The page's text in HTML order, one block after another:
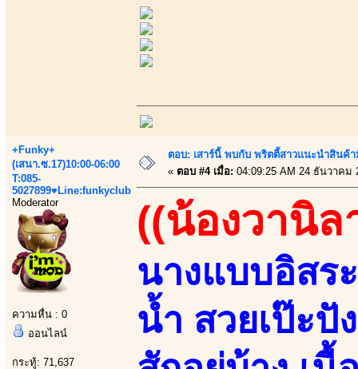
+Funky+
(เสนา.ซ.17)10:00-06:00
T:085-
5027899♥Line:funkyclub
Moderator
ความหื่น : 0
ออนไลน์
กระทู้: 71,637
ตอบ: เสาร์นี้ พบกับ พริตตี้สาวแนะนำสินค้
« ตอบ #4 เมื่อ: 04:09:25 AM 24 ธันวาคม
((น้องวานิล
นางแบบอิสร
น้ำ สวยเป๊ะปั